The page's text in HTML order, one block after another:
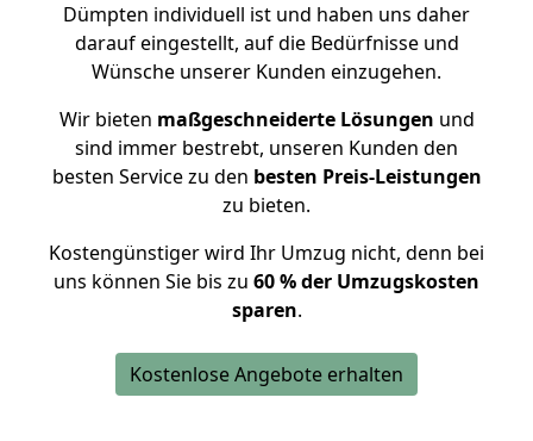
Dümpten individuell ist und haben uns daher
darauf eingestellt, auf die Bedürfnisse und
Wünsche unserer Kunden einzugehen.
Wir bieten maßgeschneiderte Lösungen und
sind immer bestrebt, unseren Kunden den
besten Service zu den besten Preis-Leistungen
zu bieten.
Kostengünstiger wird Ihr Umzug nicht, denn bei
uns können Sie bis zu 60 % der Umzugskosten
sparen.
Kostenlose Angebote erhalten